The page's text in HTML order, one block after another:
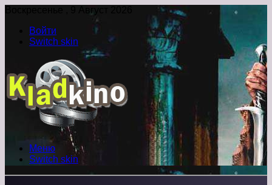
Воскресенье , 9 Август 2026
Войти
Switch skin
Меню
Switch skin